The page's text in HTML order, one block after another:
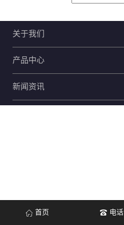
关于我们
产品中心
新闻资讯
首页 电话